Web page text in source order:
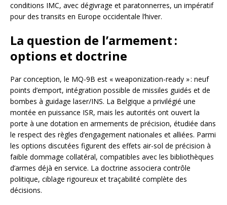
conditions IMC, avec dégivrage et paratonnerres, un impératif
pour des transits en Europe occidentale l’hiver.
La question de l’armement :
options et doctrine
Par conception, le MQ-9B est « weaponization-ready » : neuf
points d’emport, intégration possible de missiles guidés et de
bombes à guidage laser/INS. La Belgique a privilégié une
montée en puissance ISR, mais les autorités ont ouvert la
porte à une dotation en armements de précision, étudiée dans
le respect des règles d’engagement nationales et alliées. Parmi
les options discutées figurent des effets air-sol de précision à
faible dommage collatéral, compatibles avec les bibliothèques
d’armes déjà en service. La doctrine associera contrôle
politique, ciblage rigoureux et traçabilité complète des
décisions.